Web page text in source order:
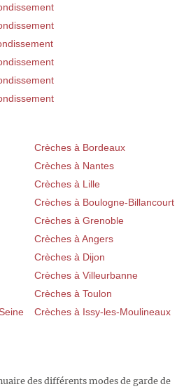
Crèches à Bordeaux
Crèches à Nantes
Crèches à Lille
Crèches à Boulogne-Billancourt
Crèches à Grenoble
Crèches à Angers
Crèches à Dijon
Crèches à Villeurbanne
Crèches à Toulon
Crèches à Issy-les-Moulineaux
des différents modes de garde de